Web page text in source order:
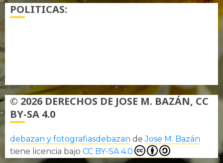
POLITICAS:
© 2026 DERECHOS DE JOSE M. BAZÁN, CC
BY-SA 4.0
debazan y fotografiasdebazan deJose M. Bazán
tiene licencia bajo CC BY-SA 4.0